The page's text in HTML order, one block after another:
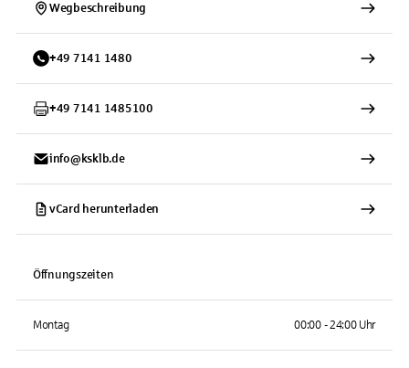
Wegbeschreibung
+49 7141 1480
+49 7141 1485100
info@ksklb.de
vCard herunterladen
Öffnungszeiten
Montag 00:00 - 24:00 Uhr